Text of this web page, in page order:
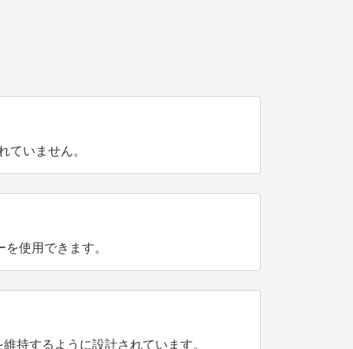
ていません。
使用できます。
持するように設計されています。